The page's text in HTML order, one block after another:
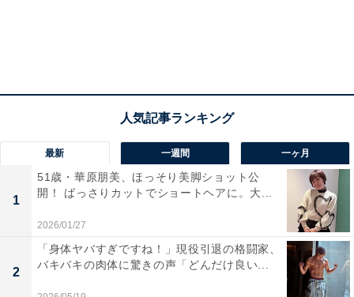
最新 一週間 一ヶ月
1
51歳・華原朋美、ほっそり美脚ショット公
開！ ばっさりカットでショートヘアに。大...
2026/01/27
2
「身体ヤバすぎですね！」現役引退の格闘家、
バキバキの肉体に驚きの声「どんだけ良い...